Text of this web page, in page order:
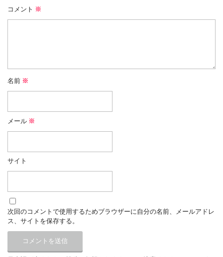
コメント ※
名前 ※
メール ※
サイト
次回のコメントで使用するためブラウザーに自分の名前、メールアドレ
ス、サイトを保存する。